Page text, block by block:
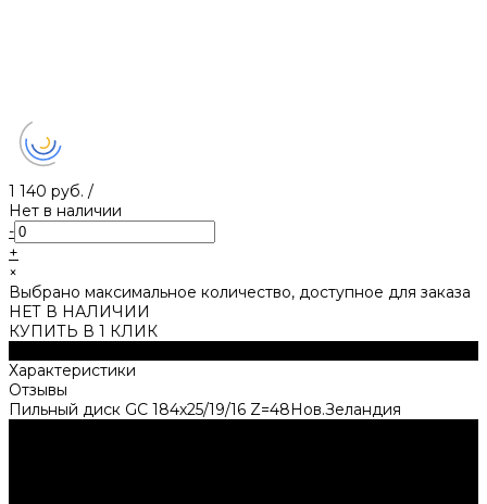
1 140 руб. /
Нет в наличии
-
+
×
Выбрано максимальное количество, доступное для заказа
НЕТ В НАЛИЧИИ
КУПИТЬ В 1 КЛИК
Характеристики
Отзывы
Пильный диск GС 184х25/19/16 Z=48Нов.Зеландия